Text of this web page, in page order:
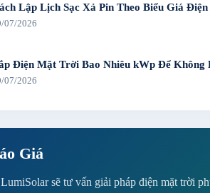
Lập Lịch Sạc Xả Pin Theo Biểu Giá
07/2026
Điện Mặt Trời Bao Nhiêu kWp Để Không
07/2026
Giá
sẽ tư vấn giải pháp điện mặt trời